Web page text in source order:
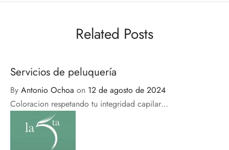
Related Posts
Servicios de peluquería
By Antonio Ochoa on 12 de agosto de 2024
Coloracion respetando tu integridad capilar…